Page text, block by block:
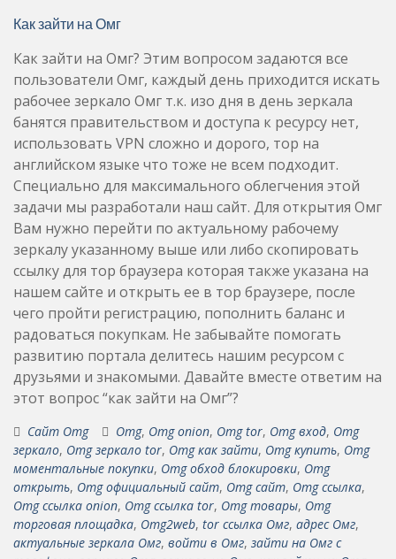
Как зайти на Омг
Как зайти на Омг? Этим вопросом задаются все
пользователи Омг, каждый день приходится искать
рабочее зеркало Омг т.к. изо дня в день зеркала
банятся правительством и доступа к ресурсу нет,
использовать VPN сложно и дорого, тор на
английском языке что тоже не всем подходит.
Специально для максимального облегчения этой
задачи мы разработали наш сайт. Для открытия Омг
Вам нужно перейти по актуальному рабочему
зеркалу указанному выше или либо скопировать
ссылку для тор браузера которая также указана на
нашем сайте и открыть ее в тор браузере, после
чего пройти регистрацию, пополнить баланс и
радоваться покупкам. Не забывайте помогать
развитию портала делитесь нашим ресурсом с
друзьями и знакомыми. Давайте вместе ответим на
этот вопрос “как зайти на Омг”?
Сайт Omg Omg, Omg onion, Omg tor, Omg вход, Omg
зеркало, Omg зеркало tor, Omg как зайти, Omg купить, Omg
моментальные покупки, Omg обход блокировки, Omg
открыть, Omg официальный сайт, Omg сайт, Omg ссылка,
Omg ссылка onion, Omg ссылка tor, Omg товары, Omg
торговая площадка, Omg2web, tor ссылка Омг, адрес Омг,
актуальные зеркала Омг, войти в Омг, зайти на Омг с